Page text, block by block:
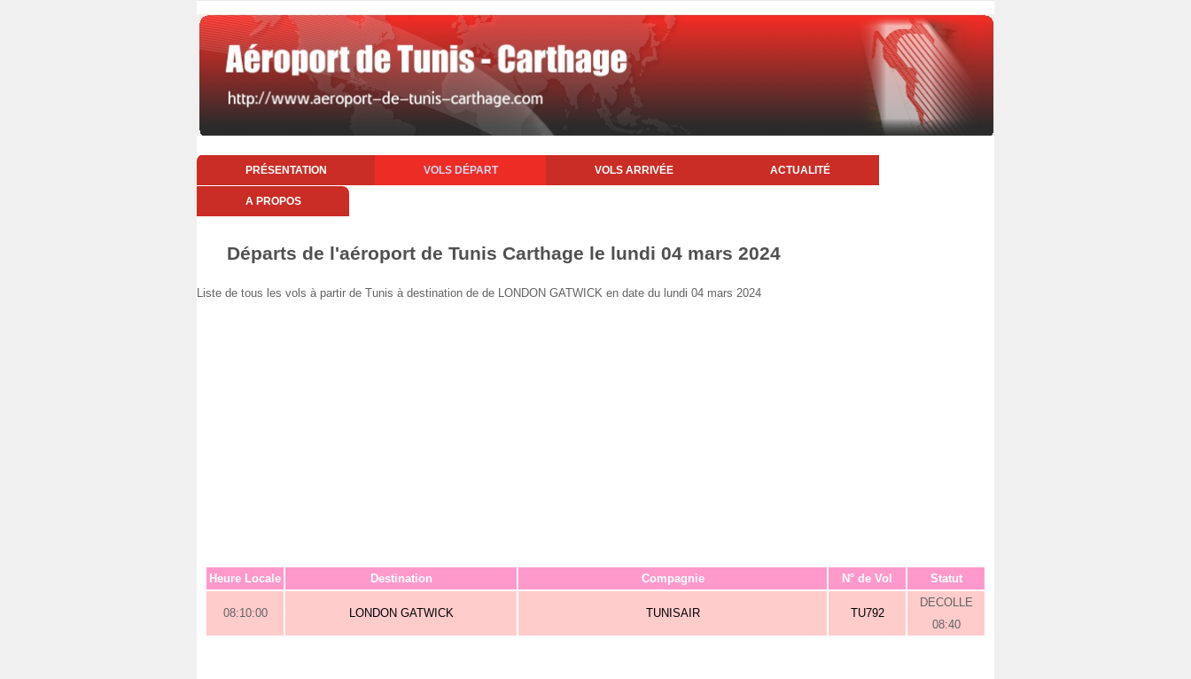
PRÉSENTATION VOLS DÉPART VOLS ARRIVÉE ACTUALITÉ
A PROPOS
Départs de l'aéroport de Tunis Carthage le lundi 04 mars 2024
Liste de tous les vols à partir de Tunis à destination de de LONDON GATWICK en date du lundi 04 mars 2024
Heure Locale Destination Compagnie N° de Vol Statut
08:10:00 LONDON GATWICK TUNISAIR TU792
DECOLLE
08:40